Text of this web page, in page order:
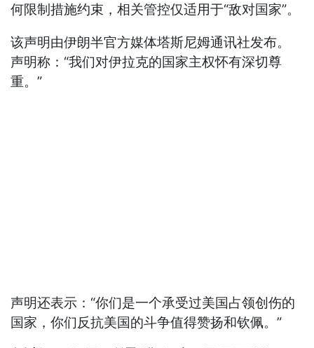
何限制措施约束，相关管控仅适用于“敌对国家”。
该声明由伊朗半官方媒体塔斯尼姆通讯社发布。
声明称：“我们对伊拉克的国家主权怀有深切尊
重。”
声明还表示：“你们是一个承受过美国占领创伤的
国家，你们反抗美国的斗争值得赞扬和钦佩。”